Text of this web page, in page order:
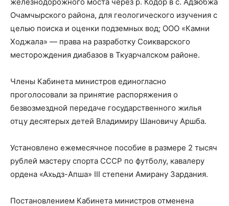
Очамчырского района, для геологического изучения с
целью поиска и оценки подземных вод; ООО «Камни
Ходжала» — права на разработку Соикварского
месторождения диабазов в Ткуарчалском районе.
Члены Кабинета министров единогласно
проголосовали за принятие распоряжения о
безвозмездной передаче государственного жилья
отцу десятерых детей Владимиру Шановичу Аршба.
Установлено ежемесячное пособие в размере 2 тысяч
рублей мастеру спорта СССР по футболу, кавалеру
ордена «Ахьдз-Апша» III степени Амирану Зардания.
Постановлением Кабинета министров отменена